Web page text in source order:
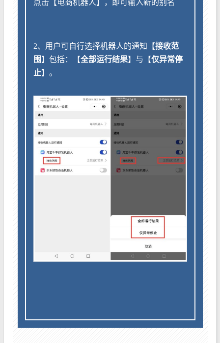
点击【电商机器人】，即可输入新的别名
2、用户可自行选择机器人的通知【接收范
围】包括：【全部运行结果】与【仅异常停
止】。